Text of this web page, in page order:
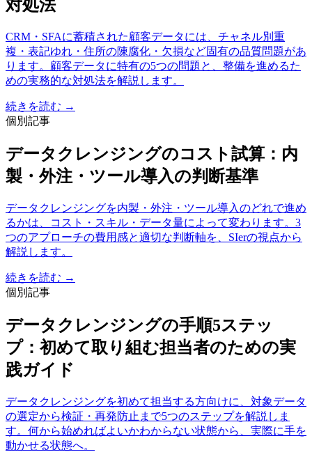
対処法
CRM・SFAに蓄積された顧客データには、チャネル別重
複・表記ゆれ・住所の陳腐化・欠損など固有の品質問題があ
ります。顧客データに特有の5つの問題と、整備を進めるた
めの実務的な対処法を解説します。
続きを読む →
個別記事
データクレンジングのコスト試算：内
製・外注・ツール導入の判断基準
データクレンジングを内製・外注・ツール導入のどれで進め
るかは、コスト・スキル・データ量によって変わります。3
つのアプローチの費用感と適切な判断軸を、SIerの視点から
解説します。
続きを読む →
個別記事
データクレンジングの手順5ステッ
プ：初めて取り組む担当者のための実
践ガイド
データクレンジングを初めて担当する方向けに、対象データ
の選定から検証・再発防止まで5つのステップを解説しま
す。何から始めればよいかわからない状態から、実際に手を
動かせる状態へ。